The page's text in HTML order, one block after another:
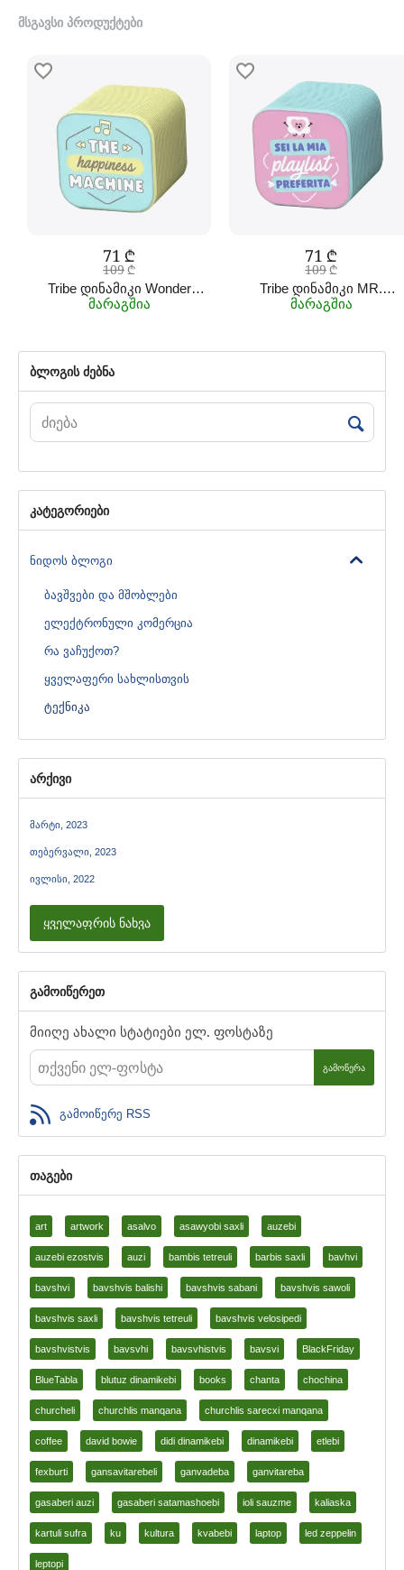
ᲛᲡᲒᲐᲕᲡᲘ ᲞᲠᲝᲓᲣᲥᲢᲔᲑᲘ
Tribe დინამიკი Wonder
Happiness (თრაიბ)
მარაგშია
‍71‍ ₾
‍109‍₾
Tribe დინამიკი MR.
Wonderful (თრაიბი)
მარაგშია
‍71‍ ₾
‍109‍₾
ბლოგის ძებნა
კატეგორიები
ნიდოს ბლოგი
ბავშვები და მშობლები
ელექტრონული კომერცია
რა ვაჩუქოთ?
ყველაფერი სახლისთვის
ტექნიკა
არქივი
მარტი, 2023
თებერვალი, 2023
ივლისი, 2022
ყველაფრის ნახვა
გამოიწერეთ
მიიღე ახალი სტატიები ელ. ფოსტაზე
ᲒᲐᲛᲝᲬᲔᲠᲐ
გამოიწერე RSS
თაგები
art artwork asalvo asawyobi saxli auzebi
auzebi ezostvis auzi bambis tetreuli barbis saxli bavhvi
bavshvi bavshvis balishi bavshvis sabani bavshvis sawoli
bavshvis saxli bavshvis tetreuli bavshvis velosipedi
bavshvistvis bavsvhi bavsvhistvis bavsvi BlackFriday
BlueTabla blutuz dinamikebi books chanta chochina
churcheli churchlis manqana churchlis sarecxi manqana
coffee david bowie didi dinamikebi dinamikebi etlebi
fexburti gansavitarebeli ganvadeba ganvitareba
gasaberi auzi gasaberi satamashoebi ioli sauzme kaliaska
kartuli sufra ku kultura kvabebi laptop led zeppelin
leptopi